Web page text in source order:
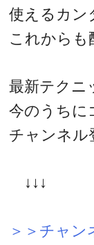
使えるカン
これからも
最新テクニ
今のうちに
チャンネル
↓↓↓
＞＞チャン